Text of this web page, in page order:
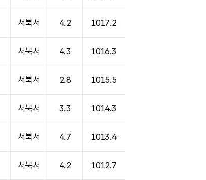
서북서 4.2 1017.2
서북서 4.3 1016.3
서북서 2.8 1015.5
서북서 3.3 1014.3
서북서 4.7 1013.4
서북서 4.2 1012.7